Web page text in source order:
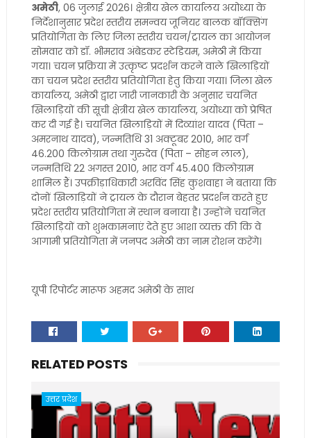
अमेठी, 06 जुलाई 2026। क्षेत्रीय खेल कार्यालय अयोध्या के
निर्देशानुसार प्रदेश स्तरीय समन्वय जूनियर बालक बॉक्सिंग
प्रतियोगिता के लिए जिला स्तरीय चयन/ट्रायल का आयोजन
सोमवार को डॉ. भीमराव अंबेडकर स्टेडियम, अमेठी में किया
गया। चयन प्रक्रिया में उत्कृष्ट प्रदर्शन करने वाले खिलाड़ियों
का चयन प्रदेश स्तरीय प्रतियोगिता हेतु किया गया। जिला खेल
कार्यालय, अमेठी द्वारा जारी जानकारी के अनुसार चयनित
खिलाड़ियों की सूची क्षेत्रीय खेल कार्यालय, अयोध्या को प्रेषित
कर दी गई है। चयनित खिलाड़ियों में दिव्यांश यादव (पिता –
अमरनाथ यादव), जन्मतिथि 31 अक्टूबर 2010, भार वर्ग
46.200 किलोग्राम तथा गुरुदेव (पिता – सोहन लाल),
जन्मतिथि 22 अगस्त 2010, भार वर्ग 45.400 किलोग्राम
शामिल हैं। उपक्रीड़ाधिकारी अरविंद सिंह कुशवाहा ने बताया कि
दोनों खिलाड़ियों ने ट्रायल के दौरान बेहतर प्रदर्शन करते हुए
प्रदेश स्तरीय प्रतियोगिता में स्थान बनाया है। उन्होंने चयनित
खिलाड़ियों को शुभकामनाएं देते हुए आशा व्यक्त की कि वे
आगामी प्रतियोगिता में जनपद अमेठी का नाम रोशन करेंगे।
यूपी रिपोर्टर मारूफ अहमद अमेठी के साथ
RELATED POSTS
उत्तर प्रदेश